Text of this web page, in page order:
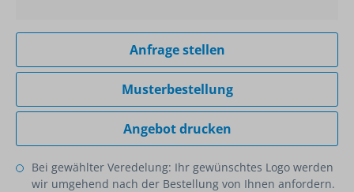
Anfrage stellen
Musterbestellung
Angebot drucken
Bei gewählter Veredelung: Ihr gewünschtes Logo werden
wir umgehend nach der Bestellung von Ihnen anfordern.